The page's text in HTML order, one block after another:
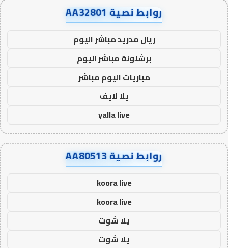
روابط نصية AA32801
ريال مدريد مباشر اليوم
برشلونة مباشر اليوم
مباريات اليوم مباشر
يلا لايف
yalla live
روابط نصية AA80513
koora live
koora live
يلا شوت
يلا شوت